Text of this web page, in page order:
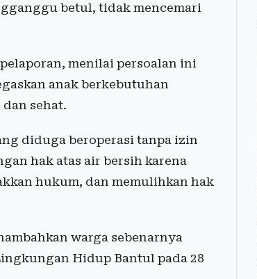
betul, tidak mencemari
menilai persoalan ini
anak berkebutuhan
sehat.
diduga beroperasi tanpa izin
hak atas air bersih karena
hukum, dan memulihkan hak
warga sebenarnya
Hidup Bantul pada 28